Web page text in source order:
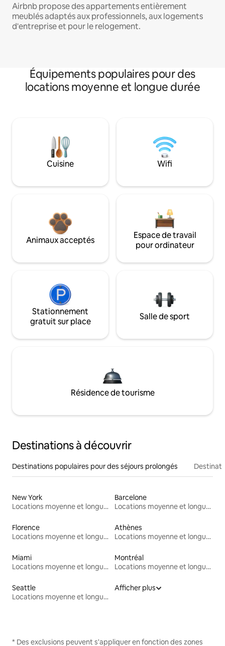
Airbnb propose des appartements entièrement
meublés adaptés aux professionnels, aux logements
d'entreprise et pour le relogement.
Équipements populaires pour des
locations moyenne et longue durée
Cuisine Wifi
Animaux acceptés
Espace de travail
pour ordinateur
Stationnement
gratuit sur place
Salle de sport
Résidence de tourisme
Destinations à découvrir
Destinations populaires pour des séjours prolongés
New York
Locations moyenne et longue durée
Barcelone
Locations moyenne et longue durée
Florence
Locations moyenne et longue durée
Athènes
Locations moyenne et longue durée
Miami
Locations moyenne et longue durée
Montréal
Locations moyenne et longue durée
Seattle
Locations moyenne et longue durée
Afficher plus
* Des exclusions peuvent s'appliquer en fonction des zones